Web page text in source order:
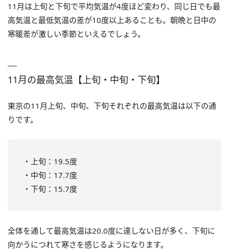
11月は上旬と下旬で平均気温が4度ほど変わり、同じ日でも最
高気温と最低気温の差が10度以上あることも。朝晩と日中の
寒暖差が激しい季節といえるでしょう。
11月の最高気温【上旬・中旬・下旬】
東京の11月上旬、中旬、下旬それぞれの最高気温は以下の通
りです。
・上旬：19.5度
・中旬：17.7度
・下旬：15.7度
全体を通して最高気温は20.0度に達しない日が多く、下旬に
向かうにつれて寒さを感じるようになります。